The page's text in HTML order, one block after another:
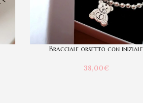
Bracciale orsetto con iniziale
38,00€